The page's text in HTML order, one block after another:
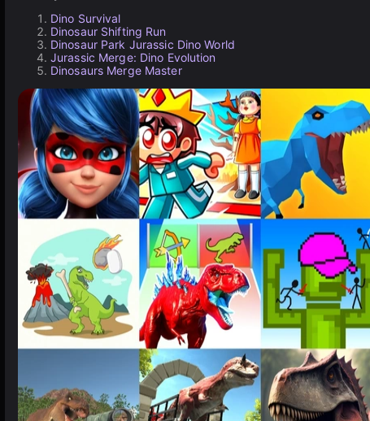
Dino Survival
Dinosaur Shifting Run
Dinosaur Park Jurassic Dino World
Jurassic Merge: Dino Evolution
Dinosaurs Merge Master